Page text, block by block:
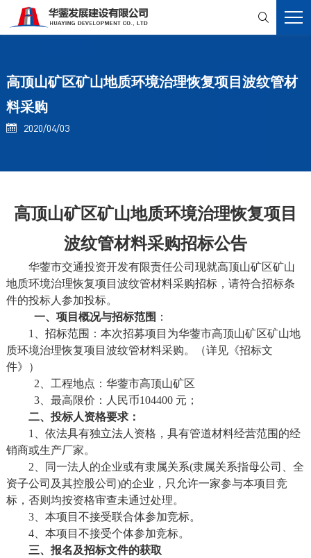

高顶山矿区矿山地质环境治理恢复项目波纹管材
料采购
 2020/04/03
高顶山矿区矿山地质环境治理恢复项目
波纹管材料采购招标公告
华蓥市交通投资开发有限责任公司 现就高顶山矿区矿山
地质环境治理恢复项目波纹管材料采购招标，请符合招标条
件的投标人参加投标。
一、项目概况与招标范围 ：
1、招标范围：本次招募项目为华蓥市高顶山矿区矿山地
质环境治理恢复项目波纹管材料采购。 （详见《招标文
件》）
2、 工程地点：华蓥市高顶山矿区
3、最高限价：人民币104400 元；
二、投标人资格要求：
1
依法具有独立法人资格， 具有管道材料经营范围的经
销商或生产厂家。
2
同一法人的企业或有隶属关系(隶属关系指母公司、全
资子公司及其控股公司)的企业，只允许一家参与本项目竞
标，否则均按资格审查未通过处理。
3、 本项目不接受联合体参加竞标。
4、本项目不接受个体参加竞标。
三、报名及招标文件的获取